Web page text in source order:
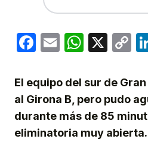
Facebook
Email X
El equipo del sur de
al Girona B, pero pudo
durante más de 85
eliminatoria muy abierta.